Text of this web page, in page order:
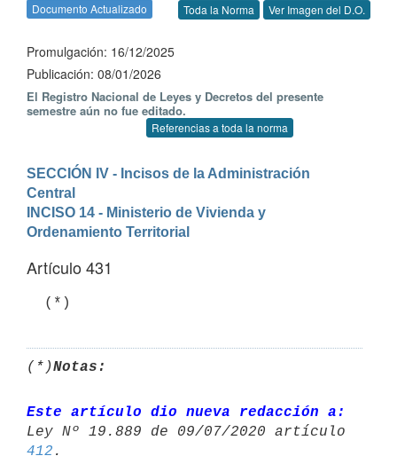
Documento Actualizado Toda la Norma Ver Imagen del D.O.
Promulgación: 16/12/2025
Publicación: 08/01/2026
El Registro Nacional de Leyes y Decretos del presente
semestre aún no fue editado.
Referencias a toda la norma
SECCIÓN IV - Incisos de la Administración
Central
INCISO 14 - Ministerio de Vivienda y
Ordenamiento Territorial
Artículo 431
(*)Notas:
Este artículo dio nueva redacción a:
412